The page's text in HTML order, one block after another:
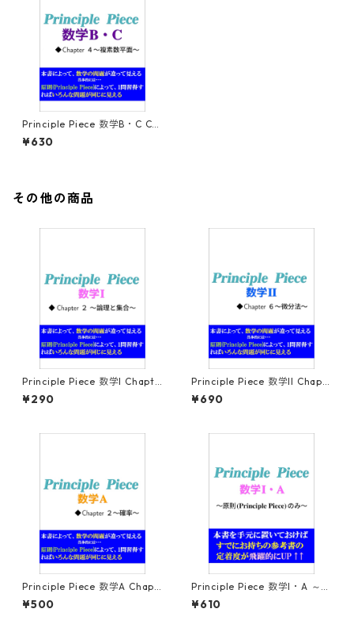
Principle Piece 数学B・C Ch
apter4～複素数平面～
¥630
その他の商品
Principle Piece 数学I Chapte
r2～論理と集合～
¥290
Principle Piece 数学II Chapt
er6～微分法～
¥690
Principle Piece 数学A Chapt
er2～確率～
¥500
Principle Piece 数学I・A ～原
則(Principle Piece)のみ～
¥610